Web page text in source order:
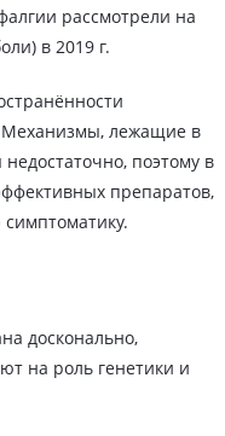
рассмотрели на
в 2019 г.
Механизмы, лежащие в
поэтому в
препаратов,
досконально,
на роль генетики и